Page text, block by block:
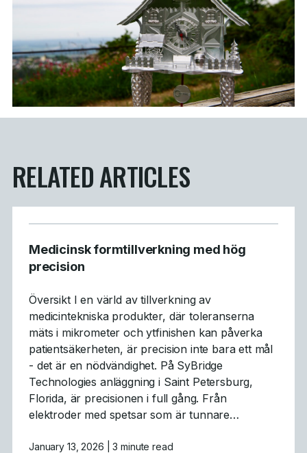
RELATED ARTICLES
Medicinsk formtillverkning med hög
precision
Översikt I en värld av tillverkning av
medicintekniska produkter, där toleranserna
mäts i mikrometer och ytfinishen kan påverka
patientsäkerheten, är precision inte bara ett mål
- det är en nödvändighet. På SyBridge
Technologies anläggning i Saint Petersburg,
Florida, är precisionen i full gång. Från
elektroder med spetsar som är tunnare…
January 13, 2026 | 3 minute read